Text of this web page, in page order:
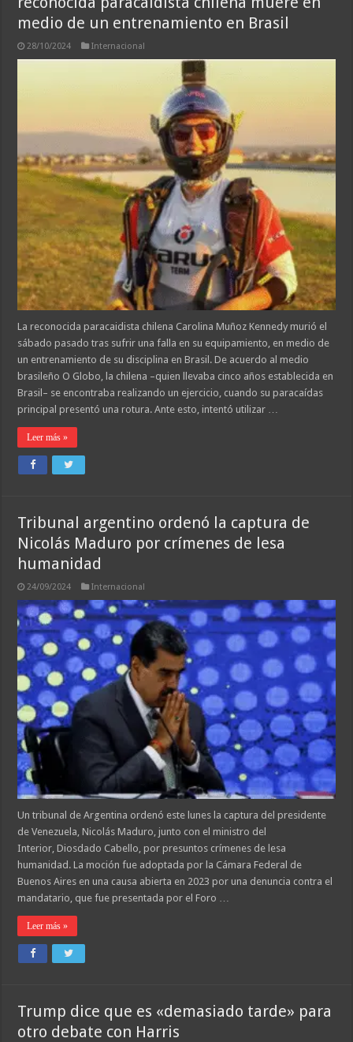
medio de un entrenamiento en Brasil
28/10/2024 Internacional
La reconocida paracaidista chilena Carolina Muñoz Kennedy murió el
sábado pasado tras sufrir una falla en su equipamiento, en medio de
un entrenamiento de su disciplina en Brasil. De acuerdo al medio
brasileño O Globo, la chilena –quien llevaba cinco años establecida en
Brasil– se encontraba realizando un ejercicio, cuando su paracaídas
principal presentó una rotura. Ante esto, intentó utilizar …
Leer más »
Tribunal argentino ordenó la captura de
Nicolás Maduro por crímenes de lesa
humanidad
24/09/2024 Internacional
Un tribunal de Argentina ordenó este lunes la captura del presidente
de Venezuela, Nicolás Maduro, junto con el ministro del
Interior, Diosdado Cabello, por presuntos crímenes de lesa
humanidad. La moción fue adoptada por la Cámara Federal de
Buenos Aires en una causa abierta en 2023 por una denuncia contra el
mandatario, que fue presentada por el Foro …
Leer más »
Trump dice que es «demasiado tarde» para
otro debate con Harris